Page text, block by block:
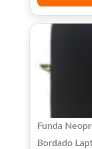
Funda
Bordado